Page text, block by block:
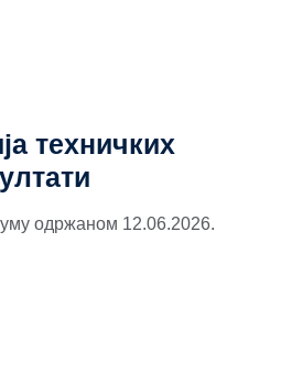
техничких
одржаном 12.06.2026.